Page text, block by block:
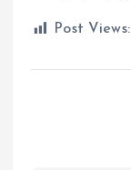
Post Views: